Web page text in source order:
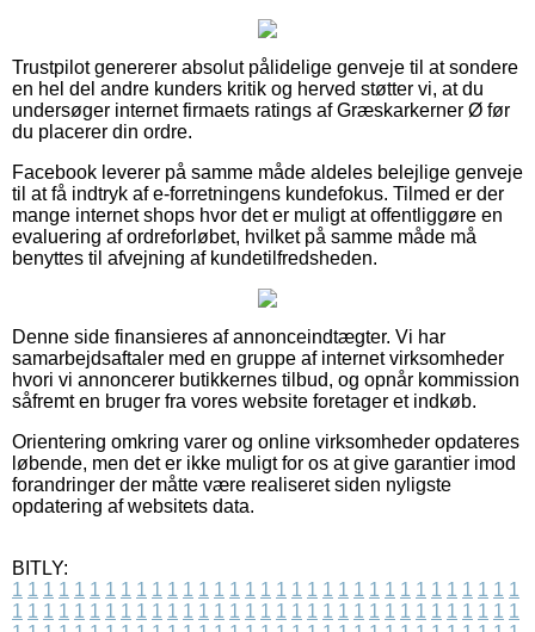
Trustpilot genererer absolut pålidelige genveje til at sondere
en hel del andre kunders kritik og herved støtter vi, at du
undersøger internet firmaets ratings af Græskarkerner Ø før
du placerer din ordre.
Facebook leverer på samme måde aldeles belejlige genveje
til at få indtryk af e-forretningens kundefokus. Tilmed er der
mange internet shops hvor det er muligt at offentliggøre en
evaluering af ordreforløbet, hvilket på samme måde må
benyttes til afvejning af kundetilfredsheden.
Denne side finansieres af annonceindtægter. Vi har
samarbejdsaftaler med en gruppe af internet virksomheder
hvori vi annoncerer butikkernes tilbud, og opnår kommission
såfremt en bruger fra vores website foretager et indkøb.
Orientering omkring varer og online virksomheder opdateres
løbende, men det er ikke muligt for os at give garantier imod
forandringer der måtte være realiseret siden nyligste
opdatering af websitets data.
BITLY:
1 1 1 1 1 1 1 1 1 1 1 1 1 1 1 1 1 1 1 1 1 1 1 1 1 1 1 1 1 1 1 1 1
1 1 1 1 1 1 1 1 1 1 1 1 1 1 1 1 1 1 1 1 1 1 1 1 1 1 1 1 1 1 1 1 1